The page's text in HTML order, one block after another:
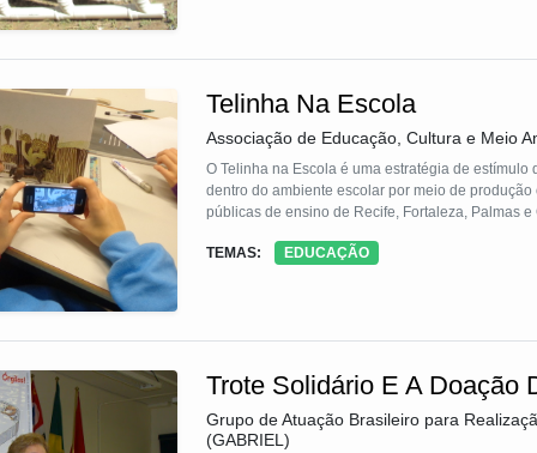
Telinha Na Escola
Associação de Educação, Cultura e Meio
O Telinha na Escola é uma estratégia de
dentro do ambiente escolar por meio de
públicas de ensino de Recife, Fortaleza, Palmas e
TEMAS: EDUCAÇÃO
Trote Solidário E A Doação
Grupo de Atuação Brasileiro para
(GABRIEL)